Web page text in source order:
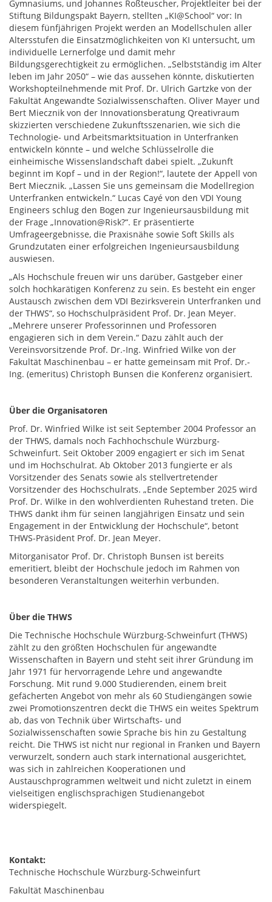
Gymnasiums, und Johannes Roßteuscher, Projektleiter bei der
Stiftung Bildungspakt Bayern, stellten „KI@School“ vor: In
diesem fünfjährigen Projekt werden an Modellschulen aller
Altersstufen die Einsatzmöglichkeiten von KI untersucht, um
individuelle Lernerfolge und damit mehr
Bildungsgerechtigkeit zu ermöglichen. „Selbstständig im Alter
leben im Jahr 2050“ – wie das aussehen könnte, diskutierten
Workshopteilnehmende mit Prof. Dr. Ulrich Gartzke von der
Fakultät Angewandte Sozialwissenschaften. Oliver Mayer und
Bert Miecznik von der Innovationsberatung Qreativraum
skizzierten verschiedene Zukunftsszenarien, wie sich die
Technologie- und Arbeitsmarktsituation in Unterfranken
entwickeln könnte – und welche Schlüsselrolle die
einheimische Wissenslandschaft dabei spielt. „Zukunft
beginnt im Kopf – und in der Region!“, lautete der Appell von
Bert Miecznik. „Lassen Sie uns gemeinsam die Modellregion
Unterfranken entwickeln.“ Lucas Cayé von den VDI Young
Engineers schlug den Bogen zur Ingenieursausbildung mit
der Frage „Innovation@Risk?“. Er präsentierte
Umfrageergebnisse, die Praxisnähe sowie Soft Skills als
Grundzutaten einer erfolgreichen Ingenieursausbildung
auswiesen.
„Als Hochschule freuen wir uns darüber, Gastgeber einer
solch hochkarätigen Konferenz zu sein. Es besteht ein enger
Austausch zwischen dem VDI Bezirksverein Unterfranken und
der THWS“, so Hochschulpräsident Prof. Dr. Jean Meyer.
„Mehrere unserer Professorinnen und Professoren
engagieren sich in dem Verein.“ Dazu zählt auch der
Vereinsvorsitzende Prof. Dr.-Ing. Winfried Wilke von der
Fakultät Maschinenbau – er hatte gemeinsam mit Prof. Dr.-
Ing. (emeritus) Christoph Bunsen die Konferenz organisiert.
Über die Organisatoren
Prof. Dr. Winfried Wilke ist seit September 2004 Professor an
der THWS, damals noch Fachhochschule Würzburg-
Schweinfurt. Seit Oktober 2009 engagiert er sich im Senat
und im Hochschulrat. Ab Oktober 2013 fungierte er als
Vorsitzender des Senats sowie als stellvertretender
Vorsitzender des Hochschulrats. „Ende September 2025 wird
Prof. Dr. Wilke in den wohlverdienten Ruhestand treten. Die
THWS dankt ihm für seinen langjährigen Einsatz und sein
Engagement in der Entwicklung der Hochschule“, betont
THWS-Präsident Prof. Dr. Jean Meyer.
Mitorganisator Prof. Dr. Christoph Bunsen ist bereits
emeritiert, bleibt der Hochschule jedoch im Rahmen von
besonderen Veranstaltungen weiterhin verbunden.
Über die THWS
Die Technische Hochschule Würzburg-Schweinfurt (THWS)
zählt zu den größten Hochschulen für angewandte
Wissenschaften in Bayern und steht seit ihrer Gründung im
Jahr 1971 für hervorragende Lehre und angewandte
Forschung. Mit rund 9.000 Studierenden, einem breit
gefächerten Angebot von mehr als 60 Studiengängen sowie
zwei Promotionszentren deckt die THWS ein weites Spektrum
ab, das von Technik über Wirtschafts- und
Sozialwissenschaften sowie Sprache bis hin zu Gestaltung
reicht. Die THWS ist nicht nur regional in Franken und Bayern
verwurzelt, sondern auch stark international ausgerichtet,
was sich in zahlreichen Kooperationen und
Austauschprogrammen weltweit und nicht zuletzt in einem
vielseitigen englischsprachigen Studienangebot
widerspiegelt.
Kontakt:
Technische Hochschule Würzburg-Schweinfurt
Fakultät Maschinenbau